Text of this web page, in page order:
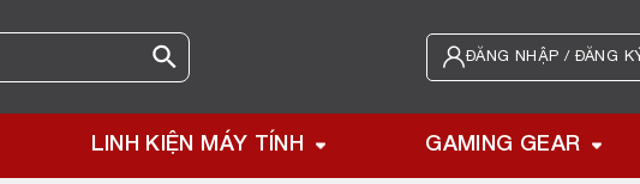
ĐĂNG NHẬP / ĐĂNG
LINH KIỆN MÁY TÍNH GAMING GEAR